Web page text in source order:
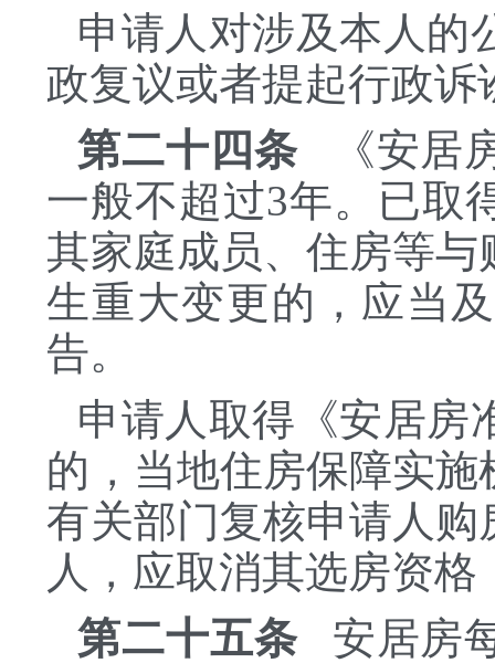
申请人对涉及本人的
政复议或者提起行政诉
第二十四条《安居房
一般不超过3年。已取
其家庭成员、住房等
生重大变更的，应当
告。
申请人取得《安居房
的，当地住房保障实
有关部门复核申请人
人，应取消其选房资
第二十五条安居房每